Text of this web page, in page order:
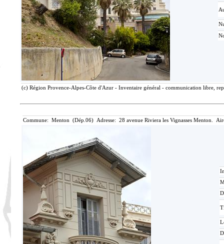
(c) Région Provence-Alpes-Côte d'Azur - Inventaire général - communication libre,
Commune: Menton (Dép.06) Adresse: 28 avenue Riviera les Vignasses Menton.